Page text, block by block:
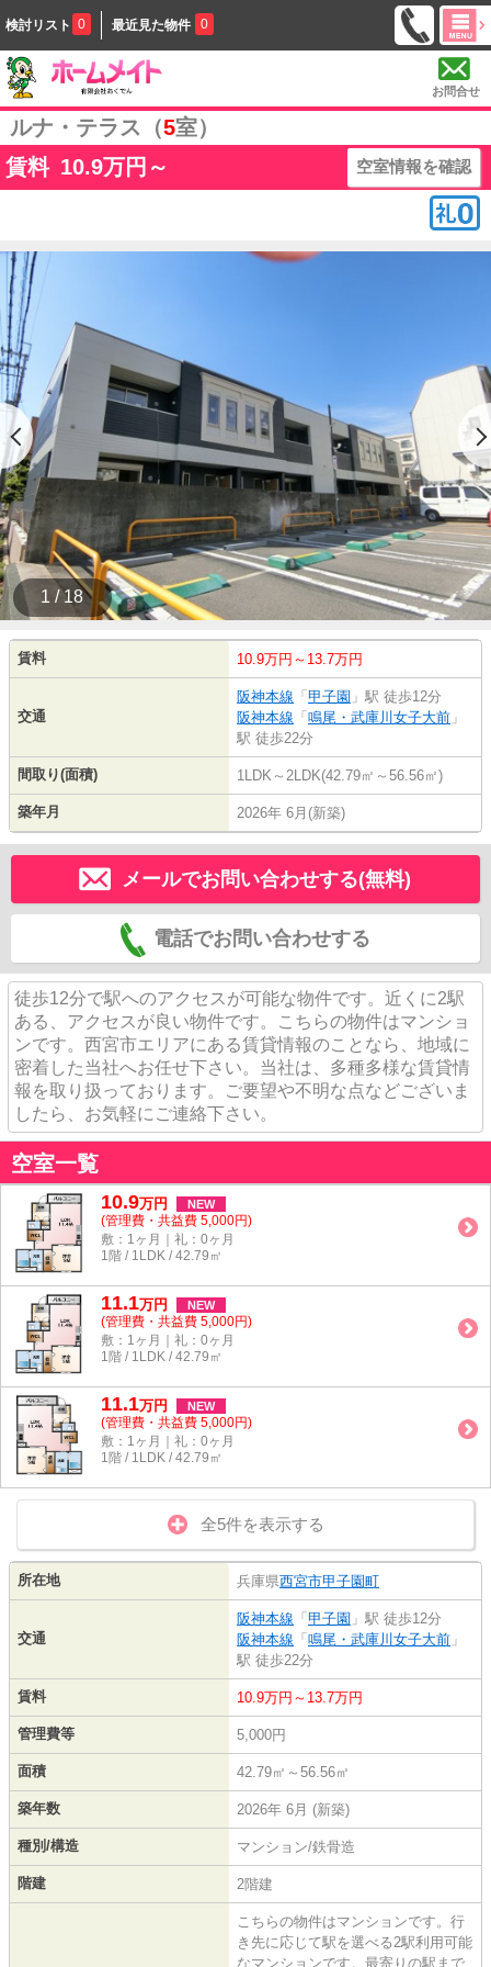
検討リスト 0 最近見た物件 0
お問合せ
ルナ・テラス（5室）
賃料 10.9万円～ 空室情報を確認
1 / 18
賃料 10.9万円～13.7万円
交通
阪神本線 「 甲子園 」駅 徒歩12分
阪神本線 「 鳴尾・武庫川女子大前 」
駅 徒歩22分
間取り(面積) 1LDK～2LDK(42.79㎡～56.56㎡)
築年月 2026年 6月(新築)
メールでお問い合わせする(無料)
電話でお問い合わせする
徒歩12分で駅へのアクセスが可能な物件です。近くに2駅
ある、アクセスが良い物件です。こちらの物件はマンショ
ンです。西宮市エリアにある賃貸情報のことなら、地域に
密着した当社へお任せ下さい。当社は、多種多様な賃貸情
報を取り扱っております。ご要望や不明な点などございま
したら、お気軽にご連絡下さい。
空室一覧
10.9万円 NEW
(管理費・共益費 5,000円)
敷：1ヶ月｜礼：0ヶ月
1階 / 1LDK / 42.79㎡
11.1万円 NEW
(管理費・共益費 5,000円)
敷：1ヶ月｜礼：0ヶ月
1階 / 1LDK / 42.79㎡
11.1万円 NEW
(管理費・共益費 5,000円)
敷：1ヶ月｜礼：0ヶ月
1階 / 1LDK / 42.79㎡
全5件を表示する
所在地 兵庫県西宮市甲子園町
交通
阪神本線 「 甲子園 」駅 徒歩12分
阪神本線 「 鳴尾・武庫川女子大前 」
駅 徒歩22分
賃料 10.9万円～13.7万円
管理費等 5,000円
面積 42.79㎡～56.56㎡
築年数 2026年 6月 (新築)
種別/構造 マンション/鉄骨造
階建 2階建
こちらの物件はマンションです。行
き先に応じて駅を選べる2駅利用可能
なマンションです。最寄りの駅まで